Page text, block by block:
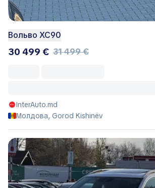
Вольво ХС90
30 499 € 31 499 €
InterAuto.md
Молдова, Gorod Kishinëv